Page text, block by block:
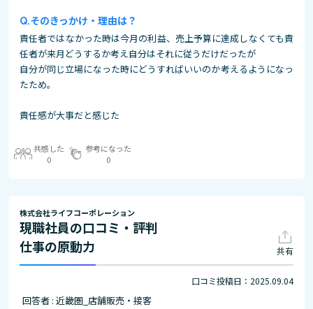
そのきっかけ・理由は？
責任者ではなかった時は今月の利益、売上予算に達成しなくても責
任者が来月どうするか考え自分はそれに従うだけだったが
自分が同じ立場になった時にどうすればいいのか考えるようになっ
たため。
責任感が大事だと感じた
共感した
0
参考になった
0
株式会社ライフコーポレーション
現職社員の口コミ・評判
仕事の原動力
共有
口コミ投稿日：2025.09.04
回答者 : 近畿圏_店舗販売・接客